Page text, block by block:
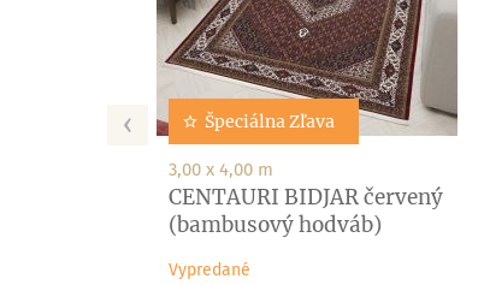
Špeciálna Zľava
3,00 x 4,00 m
CENTAURI BIDJAR červený
(bambusový hodváb)
Vypredané
‹